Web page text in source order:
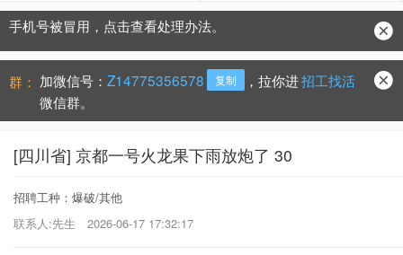
手机号被冒用，点击查看处理办法。
群： 加微信号： Z14775356578 复制 ，拉你进招工找活
微信群。
[四川省] 京都一号火龙果下雨放炮了 30
招聘工种：爆破/其他
联系人:先生
2026-06-17 17:32:17